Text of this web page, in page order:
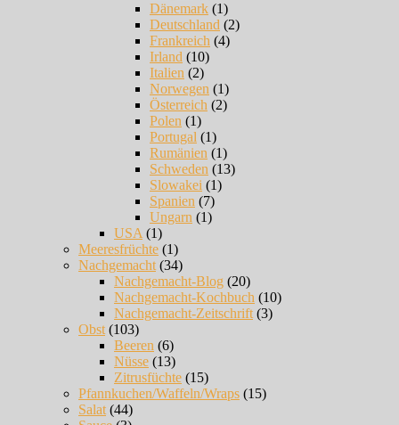
Dänemark (1)
Deutschland (2)
Frankreich (4)
Irland (10)
Italien (2)
Norwegen (1)
Österreich (2)
Polen (1)
Portugal (1)
Rumänien (1)
Schweden (13)
Slowakei (1)
Spanien (7)
Ungarn (1)
USA (1)
Meeresfrüchte (1)
Nachgemacht (34)
Nachgemacht-Blog (20)
Nachgemacht-Kochbuch (10)
Nachgemacht-Zeitschrift (3)
Obst (103)
Beeren (6)
Nüsse (13)
Zitrusfüchte (15)
Pfannkuchen/Waffeln/Wraps (15)
Salat (44)